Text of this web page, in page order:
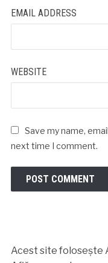
EMAIL ADDRESS
WEBSITE
Save my name,
next time I comment.
Acest site folosește